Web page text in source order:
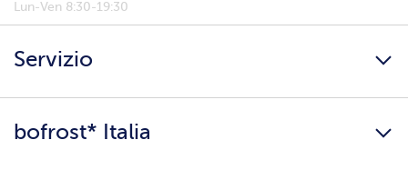
Lun-Ven 8:30-19:30
Servizio
Presenta un amico
bofrost* Italia